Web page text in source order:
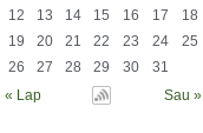
12
13 14 15 16 17
18
19
20 21 22 23 24
25
26
27 28 29 30
31
« Lap
Sau »